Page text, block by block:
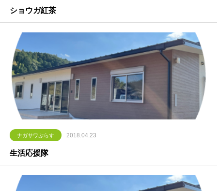
ショウガ紅茶
ナガサワぷらす 2018.04.23
生活応援隊